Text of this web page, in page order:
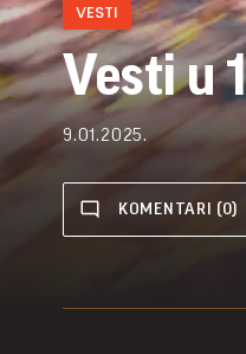
VESTI
Vesti u
9.01.2025.
KOMENTARI (0)